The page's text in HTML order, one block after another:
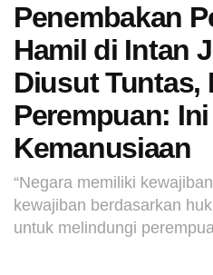
Penembakan
Hamil di Intan
Diusut Tuntas,
Perempuan:
Kemanusiaan
“Negara memiliki
kewajiban berdasarkan
untuk melindungi